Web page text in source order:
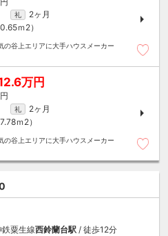
礼
2ヶ月
ｍ 2）
の谷上エリアに大手ハウスメーカー
万円
礼
2ヶ月
ｍ 2）
の谷上エリアに大手ハウスメーカー
鉄粟生線西鈴蘭台駅 / 徒歩12分